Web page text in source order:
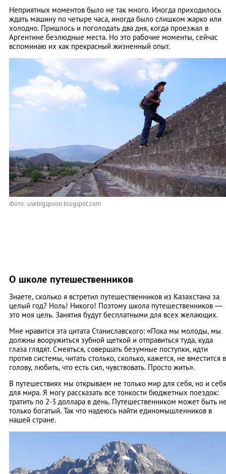
Неприятных моментов было не так много. Иногда приходилось
ждать машину по четыре часа, иногда было слишком жарко или
холодно. Пришлось и поголодать два дня, когда проезжал в
Аргентине безлюдные места. Но это рабочие моменты, сейчас
вспоминаю их как прекрасный жизненный опыт.
Фото: usebigspoon.blogspot.com
О школе путешественников
Знаете, сколько я встретил путешественников из Казахстана за
целый год? Ноль! Никого! Поэтому школа путешественников —
это моя цель. Занятия будут бесплатными для всех желающих.
Мне нравится эта цитата Станиславского: «Пока мы молоды, мы
должны вооружиться зубной щеткой и отправиться туда, куда
глаза глядят. Смеяться, совершать безумные поступки, идти
против системы, читать столько, сколько, кажется, не вместится в
голову, любить, что есть сил, чувствовать. Просто жить».
В путешествиях мы открываем не только мир для себя, но и себя
для мира. Я могу рассказать все тонкости бюджетных поездок:
тратить по 2-3 доллара в день. Путешественником может быть
только богатый. Так что надеюсь найти единомышленников в
нашей стране.